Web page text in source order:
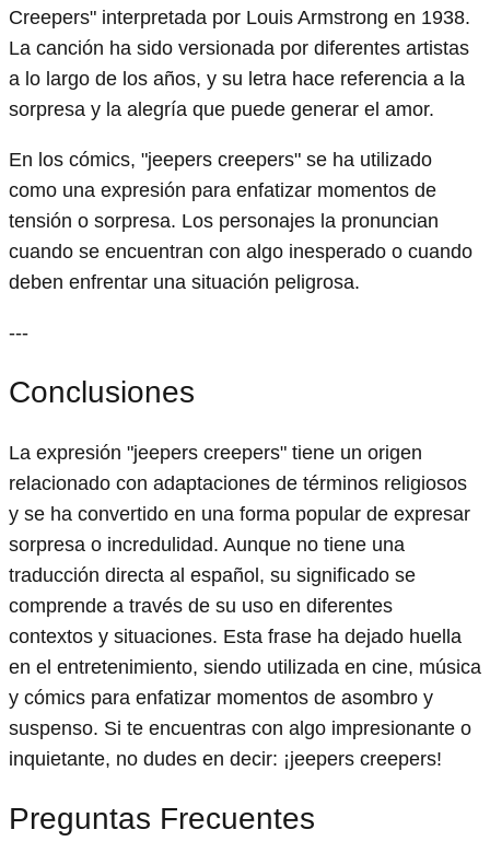
Creepers" interpretada por Louis Armstrong en 1938.
La canción ha sido versionada por diferentes artistas
a lo largo de los años, y su letra hace referencia a la
sorpresa y la alegría que puede generar el amor.
En los cómics, "jeepers creepers" se ha utilizado
como una expresión para enfatizar momentos de
tensión o sorpresa. Los personajes la pronuncian
cuando se encuentran con algo inesperado o cuando
deben enfrentar una situación peligrosa.
---
Conclusiones
La expresión "jeepers creepers" tiene un origen
relacionado con adaptaciones de términos religiosos
y se ha convertido en una forma popular de expresar
sorpresa o incredulidad. Aunque no tiene una
traducción directa al español, su significado se
comprende a través de su uso en diferentes
contextos y situaciones. Esta frase ha dejado huella
en el entretenimiento, siendo utilizada en cine, música
y cómics para enfatizar momentos de asombro y
suspenso. Si te encuentras con algo impresionante o
inquietante, no dudes en decir: ¡jeepers creepers!
Preguntas Frecuentes